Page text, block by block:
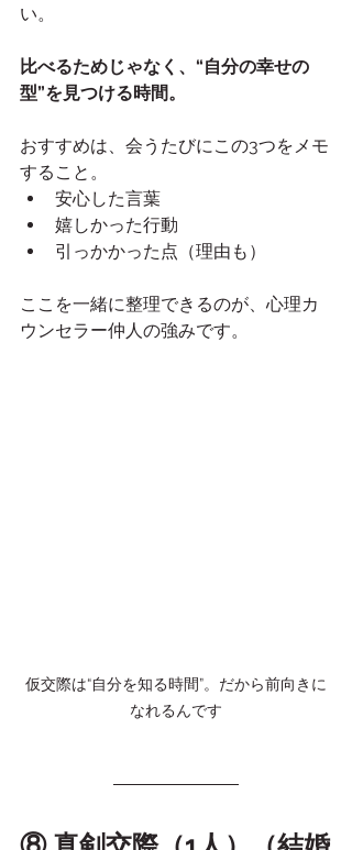
い。
比べるためじゃなく、“自分の幸せの
型”を見つける時間。
おすすめは、会うたびにこの3つをメモ
すること。
安心した言葉
嬉しかった行動
引っかかった点（理由も）
ここを一緒に整理できるのが、心理カ
ウンセラー仲人の強みです。
仮交際は“自分を知る時間”。だから前向きに
なれるんです